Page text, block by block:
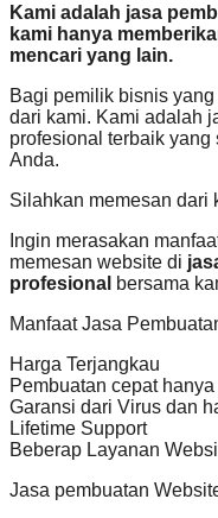
Kami adalah jasa
kami hanya
mencari yang lain.
Bagi pemilik bisnis
dari kami. Kami adalah
profesional terbaik
Anda.
Silahkan memesan dari
Ingin merasakan
memesan website di
profesional bersama
Manfaat Jasa
Harga Terjangkau
Pembuatan cepat
Garansi dari Virus dan
Lifetime Support
Beberap Layanan
Jasa pembuatan